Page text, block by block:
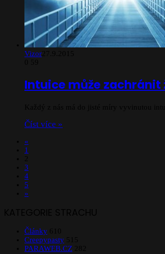
Vizor
Intuice může
Číst více »
«
1
3
4
5
»
Články
Creepypasty
PARAWEB.CZ